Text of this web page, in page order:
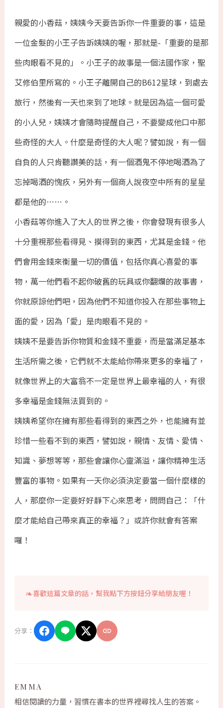
親愛的小香菇，姨姨今天要告訴你一件重要的事，這是
一位金髮的小王子告訴姨姨的喔，那就是-「重要的是那
些肉眼看不見的」。小王子的故事是一個法國作家，聖
艾修伯里所寫的。小王子離開自己的B612星球，到處去
旅行，然後有一天也來到了地球。就是因為這一個可愛
的小人兒，姨姨才會隨時提醒自己，不要變成他口中那
些奇怪的大人。什麼是奇怪的大人呢？譬如說，有一個
自負的人只肯聽讚美的話，有一個酒鬼不停地喝酒為了
忘掉喝酒的愧疚，另外有一個商人說夜空中所有的星星
都是他的⋯⋯。
小香菇等你進入了大人的世界之後，你會發現有很多人
十分重視那些看得見、摸得到的東西，尤其是金錢。他
們會用金錢來衡量一切的價值，包括你真心喜愛的事
物，萬一他們看不起你破舊的玩具或你翻爛的故事書，
你就原諒他們吧，因為他們不知道你投入在那些事物上
面的愛，因為「愛」是肉眼看不見的。
姨姨不是要告訴你物質和金錢不重要，而是當滿足基本
生活所需之後，它們就不太能給你帶來更多的幸福了，
就像世界上的大富翁不一定是世界上最幸福的人，有很
多幸福是金錢無法買到的。
姨姨希望你在擁有那些看得到的東西之外，也能擁有並
珍惜一些看不到的東西，譬如說，親情、友情、愛情、
知識、夢想等等，那些會讓你心靈滿溢，讓你精神生活
豐富的事物。如果有一天你必須決定要當一個什麼樣的
人，那麼你一定要好好靜下心來思考，問問自己：「什
麼才能給自己帶來真正的幸福？」或許你就會有答案
囉！
喜歡這篇文章的話，幫我點下方按鈕分享給朋友喔！
分享：
EMMA
相信閱讀的力量，習慣在書本的世界裡尋找人生的答案。